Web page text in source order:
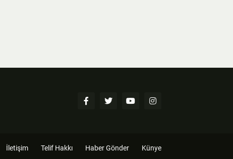
İletişim Telif Hakkı Haber Gönder Künye